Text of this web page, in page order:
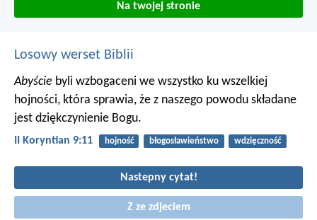
Na twojej stronie
Losowy werset Biblii
Abyście byli wzbogaceni we wszystko ku wszelkiej
hojności, która sprawia, że z naszego powodu składane
jest dziękczynienie Bogu.
II Koryntian 9:11 hojność błogosławieństwo wdzięczność
Nastepny cytat!
Z ze zdjeciem